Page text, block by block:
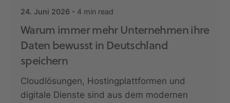
24. Juni 2026 4 min read
Warum immer mehr Unternehmen ihre
Daten bewusst in Deutschland
speichern
Cloudlösungen, Hostingplattformen und
digitale Dienste sind aus dem modernen